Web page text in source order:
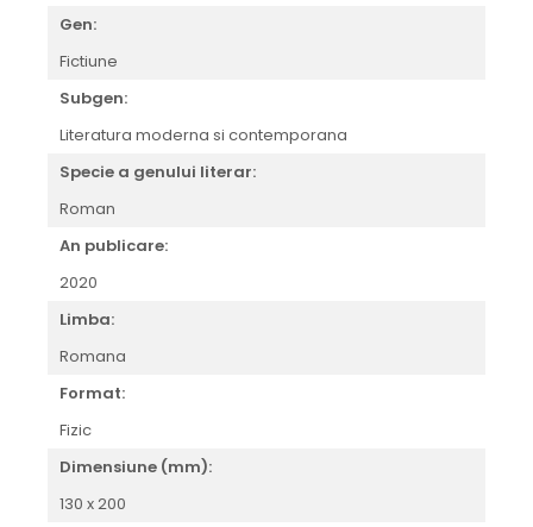
Gen:
Fictiune
Subgen:
Literatura moderna si contemporana
Specie a genului literar:
Roman
An publicare:
2020
Limba:
Romana
Format:
Fizic
Dimensiune (mm):
130 x 200